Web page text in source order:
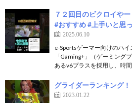
７２回目のビクロイや
#おすすめ #上手いと思
2025.06.10
e-Sportsゲーマー向けのハ
「Gaming+」（ゲーミング
あるv6プラスを採用し、時
グライダーランキング！
2023.01.22